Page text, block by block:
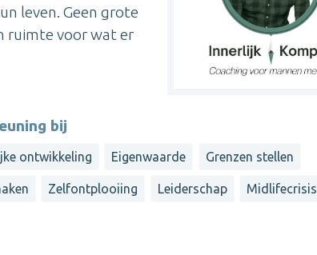
leven. Geen grote
ruimte voor wat er
bij
ontwikkeling Eigenwaarde Grenzen stellen
Zelfontplooiing Leiderschap Midlifecrisis